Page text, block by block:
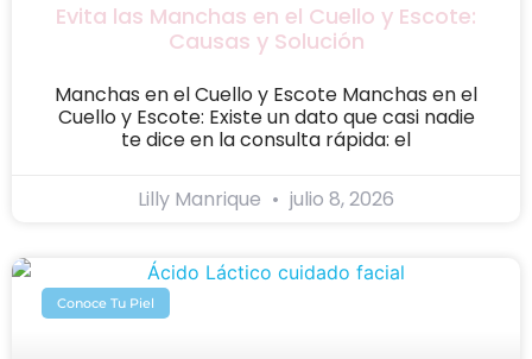
Evita las Manchas en el Cuello y Escote:
Causas y Solución
Manchas en el Cuello y Escote Manchas en el
Cuello y Escote: Existe un dato que casi nadie
te dice en la consulta rápida: el
Lilly Manrique julio 8, 2026
Conoce Tu Piel